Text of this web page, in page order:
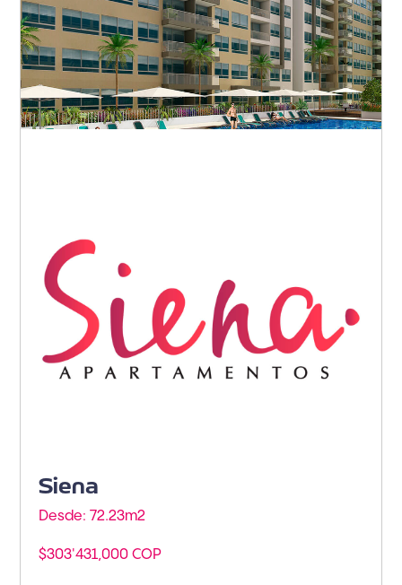
Siena
Desde: 72.23m2
$303'431,000 COP